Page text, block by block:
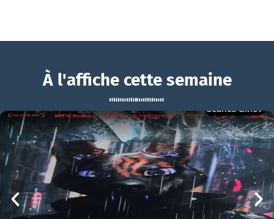
Vanilla
Vanilla Bande-annonce VO STFR
À l'affiche cette semaine
BOUCHRA
mer 05/08
21h00